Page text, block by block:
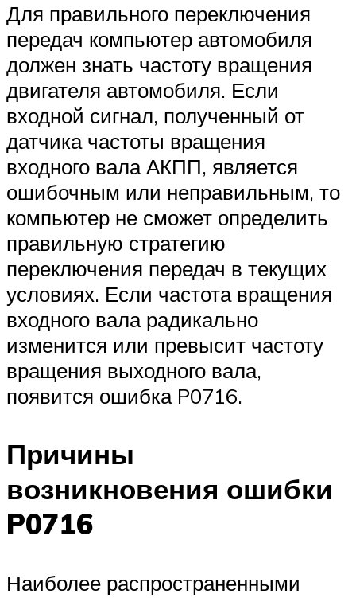
Для правильного переключения
передач компьютер автомобиля
должен знать частоту вращения
двигателя автомобиля. Если
входной сигнал, полученный от
датчика частоты вращения
входного вала АКПП, является
ошибочным или неправильным, то
компьютер не сможет определить
правильную стратегию
переключения передач в текущих
условиях. Если частота вращения
входного вала радикально
изменится или превысит частоту
вращения выходного вала,
появится ошибка P0716.
Причины
возникновения ошибки
P0716
Наиболее распространенными